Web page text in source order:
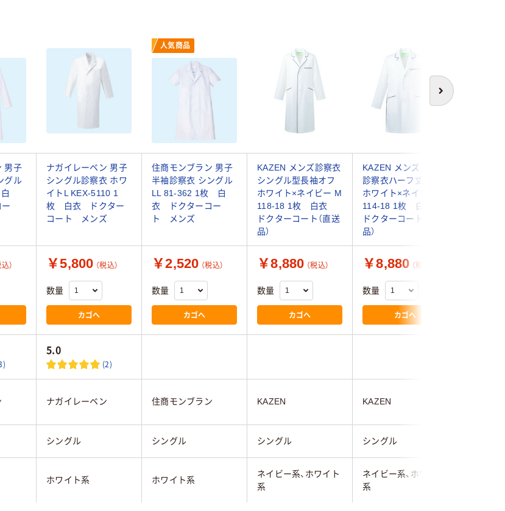
次へ
人気商品
男子
グル
ナガイレーベン 男子
シングル診察衣 ホワ
イトL KEX-5110 1
枚 白衣 ドクター
コート メンズ
住商モンブラン 男子
半袖診察衣 シングル
LL 81-362 1枚 白
衣 ドクターコー
ト メンズ
KAZEN メンズ診察衣
シングル型長袖オフ
ホワイト×ネイビー M
118-18 1枚 白衣
ドクターコート（直送
品）
KAZEN メンズコート
診察衣ハーフ丈オフ
ホワイト×ネイビー M
114-18 1枚 白衣
ドクターコート（直送
品）
込） ￥5,800 （税込）
数量
カゴへ
￥2,520 （税込）
数量
カゴへ
￥8,880 （税込）
数量
カゴへ
￥8,880 （税込）
数量
カゴへ
5.0
(2)
ナガイレーベン 住商モンブラン KAZEN KAZEN
シングル シングル シングル シングル
ホワイト系 ホワイト系
ネイビー系、ホワイト
系
ネイビー系、ホワイト
系